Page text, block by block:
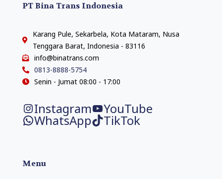
PT Bina Trans Indonesia
Karang Pule, Sekarbela, Kota Mataram, Nusa
Tenggara Barat, Indonesia - 83116
info@binatrans.com
0813-8888-5754
Senin - Jumat 08:00 - 17:00
Instagram YouTube
WhatsApp TikTok
Menu